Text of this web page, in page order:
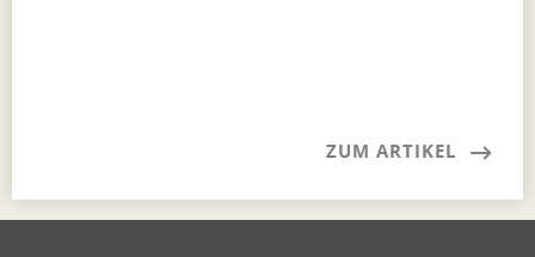
ZUM ARTIKEL